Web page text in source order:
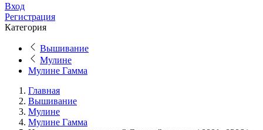
Вход
Регистрация
Категория
Вышивание
Мулине
Мулине Гамма
Главная
Вышивание
Мулине
Мулине Гамма